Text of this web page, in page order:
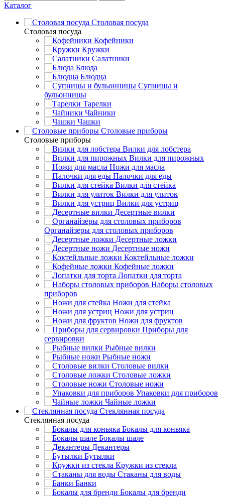
Каталог
Столовая посуда
Столовая посуда
Кофейники
Кружки
Салатники
Блюда
Блюдца
Супницы и
бульонницы
Тарелки
Чайники
Чашки
Cтоловые приборы
Cтоловые приборы
Вилки для лобстера
Вилки для пирожных
Ножи для масла
Палочки для еды
Вилки для стейка
Вилки для улиток
Вилки для устриц
Десертные вилки
Органайзеры для столовых приборов
Десертные ложки
Десертные ножи
Коктейльные ложки
Кофейные ложки
Лопатки для торта
Наборы столовых
приборов
Ножи для стейка
Ножи для устриц
Ножи для фруктов
Приборы для
сервировки
Рыбные вилки
Рыбные ножи
Столовые вилки
Столовые ложки
Столовые ножи
Упаковки для приборов
Чайные ложки
Стеклянная посуда
Стеклянная посуда
Бокалы для коньяка
Бокалы шале
Декантеры
Бутылки
Кружки из стекла
Стаканы для воды
Банки
Бокалы для бренди